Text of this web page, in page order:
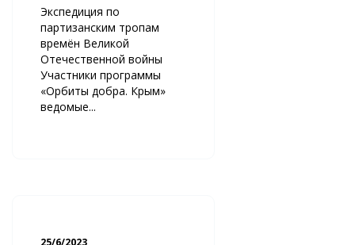
Экспедиция по
партизанским тропам
времён Великой
Отечественной войны
Участники программы
«Орбиты добра. Крым»
ведомые...
25/6/2023